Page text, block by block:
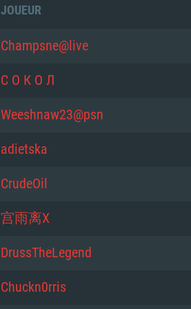
JOUEUR
Champsne@live
С О К О Л
Weeshnaw23@psn
adietska
CrudeOil
宫雨离X
DrussTheLegend
Chuckn0rris